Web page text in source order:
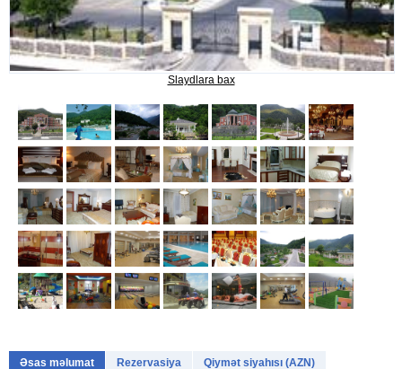
MƏLUMAT
Reklam kampaniyaları və
endirimlər
BRONU NECƏ ƏLDƏ ETMƏK?
Slaydlara bax
Əsas məlumat Rezervasiya Qiymət siyahısı (AZN)